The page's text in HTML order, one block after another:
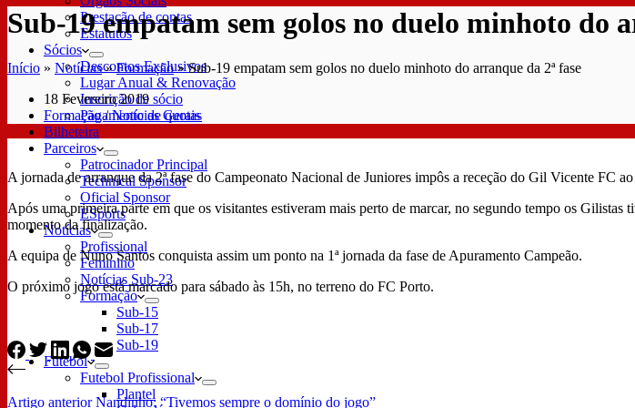
Prestação de contas
Estatutos
Sócios
Descontos Exclusivos
Lugar Anual & Renovação
Inscrição de sócio
Pagamento de quotas
Bilheteira
Parceiros
Patrocinador Principal
Technical Sponsor
Oficial Sponsor
ESports
Notícias
Profissional
Feminino
Notícias Sub-23
Formação
Sub-15
Sub-17
Sub-19
Futebol
Futebol Profissional
Plantel
Sub-19 empatam sem golos no duelo minhoto do
Início » Notícias»Formação»Sub-19 empatam sem golos no duelo minhoto do arranque da 2ª fase
18 Fevereiro 2019
Formação/Notícias Gerais
A jornada de arranque da 2ª fase do Campeonato Nacional de Juniores impôs a receção do Gil Vicente FC
Após uma primeira parte em que os visitantes estiveram mais perto de marcar, no segundo tempo os
momento da finalização.
A equipa de Nuno Santos conquista assim um ponto na 1ª jornada da fase de Apuramento Campeão.
O próximo jogo está marcado para sábado às 15h, no terreno do FC Porto.
Artigo anteriorNandinho: “Tivemos sempre o domínio do jogo”